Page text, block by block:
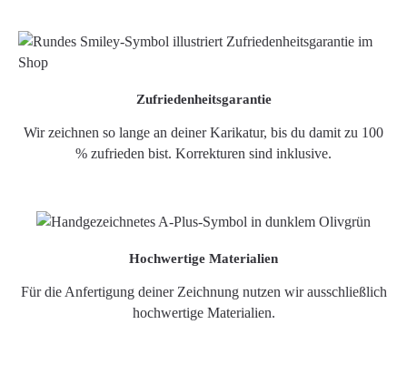
Zufriedenheitsgarantie
Wir zeichnen so lange an deiner Karikatur, bis du damit zu 100
% zufrieden bist. Korrekturen sind inklusive.
Hochwertige Materialien
Für die Anfertigung deiner Zeichnung nutzen wir ausschließlich
hochwertige Materialien.